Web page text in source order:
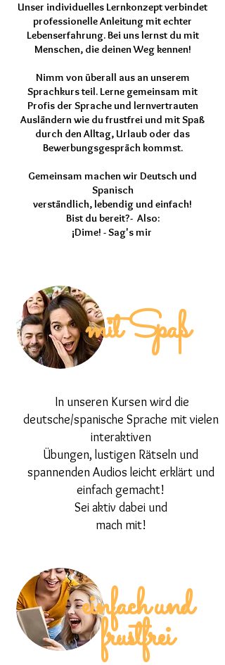
Unser individuelles Lernkonzept verbindet
professionelle Anleitung mit echter
Lebenserfahrung. Bei uns lernst du mit
Menschen, die deinen Weg kennen!
Nimm von überall aus an unserem
Sprachkurs teil. Lerne gemeinsam mit
Profis der Sprache und lernvertrauten
Ausländern wie du frustfrei und mit Spaß
durch den Alltag, Urlaub oder das
Bewerbungsgespräch kommst.
Gemeinsam machen wir Deutsch und
Spanisch
verständlich, lebendig und einfach!
Bist du bereit?- Also:
¡Dime! - Sag's mir
mit Spaß
In unseren Kursen wird die
deutsche/spanische Sprache mit vielen
interaktiven
Übungen, lustigen Rätseln und
spannenden Audios leicht erklärt und
einfach gemacht!
Sei aktiv dabei und
mach mit!
einfach und
frustfrei